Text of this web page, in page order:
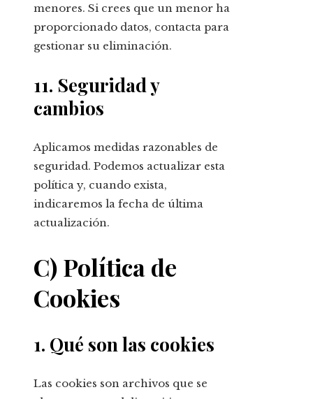
menores. Si crees que un menor ha
proporcionado datos, contacta para
gestionar su eliminación.
11. Seguridad y
cambios
Aplicamos medidas razonables de
seguridad. Podemos actualizar esta
política y, cuando exista,
indicaremos la fecha de última
actualización.
C) Política de
Cookies
1. Qué son las cookies
Las cookies son archivos que se